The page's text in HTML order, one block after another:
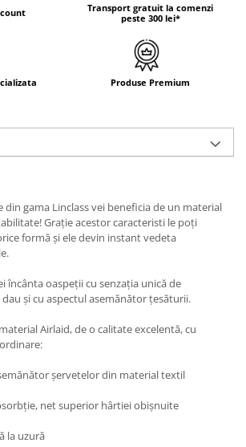
TEMATICE
Transport gratuit la comenzi
peste 300 lei*
Produse Premium
din gama Linclass vei beneficia de un material
Grație acestor caracteristi le poți
formă și ele devin instant vedeta
încânta oaspeții cu senzația unică de
și cu aspectul asemănător țesăturii.
Airlaid, de o calitate excelentă, cu
șervetelor din material textil
net superior hârtiei obișnuite
la uzură